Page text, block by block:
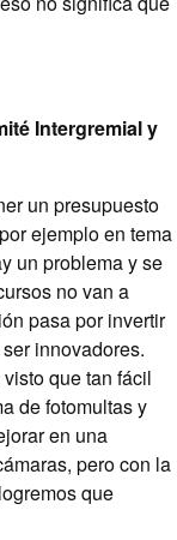
Intergremial y
un presupuesto
ejemplo en tema
un problema y se
no van a
pasa por invertir
innovadores.
que tan fácil
de fotomultas y
en una
pero con la
que